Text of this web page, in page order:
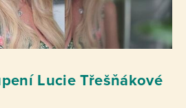
Lucie Třešňákové